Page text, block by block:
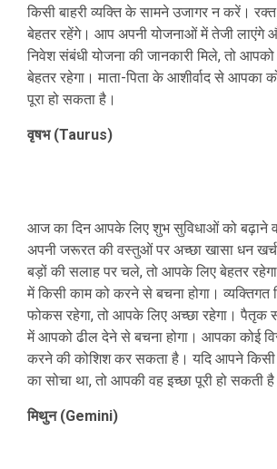
किसी बाहरी व्यक्ति के सामने उजागर न करें।
बेहतर रहेंगे। आप अपनी योजनाओं में तेजी लाएंगे
निवेश संबंधी योजना की जानकारी मिले, तो
बेहतर रहेगा। माता-पिता के आशीर्वाद से आपका
पूरा हो सकता है।
वृषभ (Taurus)
आज का दिन आपके लिए शुभ सुविधाओं को बढ़ाने
अपनी जरूरत की वस्तुओं पर अच्छा खासा धन
बड़ों की सलाह पर चले, तो आपके लिए बेहतर
में किसी काम को करने से बचना होगा। व्यक्तिगत
फोकस रहेगा, तो आपके लिए अच्छा रहेगा। पैतृक
में आपको ढील देने से बचना होगा। आपका कोई
करने की कोशिश कर सकता है। यदि आपने किसी
का सोचा था, तो आपकी वह इच्छा पूरी हो सकती
मिथुन (Gemini)